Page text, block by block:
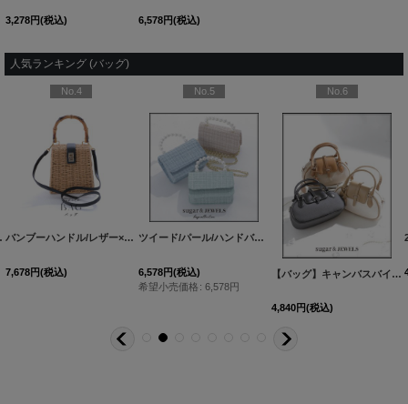
3,278円(税込) 6,578円(税込)
人気ランキング (バッグ)
[OF01] [YB-2407-kj-BE]
No.4
バンブーハンドル/レザー×スプリットラタンカゴバッグ[OF01] YB-2403-kj-BE
7,678円(税込)
No.5
ツイード/パール/ハンドバック【バッグ】【Fサイズ/3カラー】[OF03]
6,578円(税込)
希望小売価格 : 6,578円
No.6
【バッグ】キャンバスバイカラーミニバッグ【Fサイズ/3カラー】[OF03]
4,840円(税込)